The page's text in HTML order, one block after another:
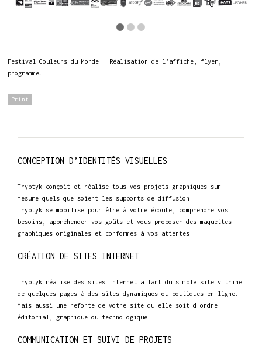
Festival Couleurs du Monde : Réalisation de l’affiche, flyer,
programme…
Print
CONCEPTION D’IDENTITÉS VISUELLES
Tryptyk conçoit et réalise tous vos projets graphiques sur
mesure quels que soient les supports de diffusion.
Tryptyk se mobilise pour être à votre écoute, comprendre vos
besoins, appréhender vos goûts et vous proposer des maquettes
graphiques originales et conformes à vos attentes.
CRÉATION DE SITES INTERNET
Tryptyk réalise des sites internet allant du simple site vitrine
de quelques pages à des sites dynamiques ou boutiques en ligne.
Mais aussi une refonte de votre site qu'elle soit d'ordre
éditorial, graphique ou technologique.
COMMUNICATION ET SUIVI DE PROJETS